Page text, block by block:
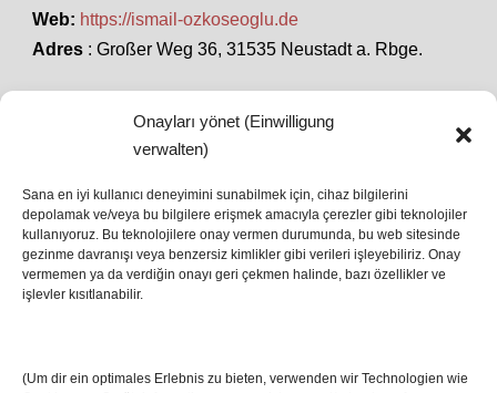
Onayları yönet (Einwilligung
verwalten)
Sana en iyi kullanıcı deneyimini sunabilmek için, cihaz bilgilerini
depolamak ve/veya bu bilgilere erişmek amacıyla çerezler gibi teknolojiler
kullanıyoruz. Bu teknolojilere onay vermen durumunda, bu web sitesinde
gezinme davranışı veya benzersiz kimlikler gibi verileri işleyebiliriz. Onay
vermemen ya da verdiğin onayı geri çekmen halinde, bazı özellikler ve
işlevler kısıtlanabilir.
(Um dir ein optimales Erlebnis zu bieten, verwenden wir Technologien wie
Web: https://ismail-ozkoseoglu.de
Adres : Großer Weg 36, 31535 Neustadt a. Rbge.
SON HABERLER
İstanbul’da Avrupa Ligi Finali: Freiburg ve Aston
Villa Boğaz’da Tarih Yazmaya Hazırlanıyor
08 May 2026